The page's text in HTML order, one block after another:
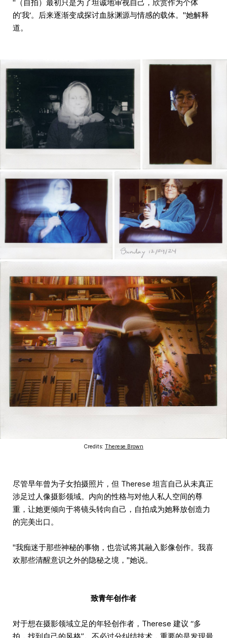
"（自拍）最初只是为了坦诚地审视自己，欣赏作为个体
的’我‘。后来逐渐变成探讨血脉渊源与情感的载体。"她解释
道。
Credits: Therese Brown
尽管早年曾为子女拍摄照片，但 Therese 坦言自己从未真正
涉足过人像摄影领域。内向的性格与对他人私人空间的尊
重，让她更倾向于将镜头转向自己，自拍成为她释放创造力
的完美出口。
"我痴迷于那些神秘的事物，也尝试将其融入影像创作。我喜
欢那些清醒意识之外的隐秘之境，"她说。
致青年创作者
对于想在摄影领域立足的年轻创作者，Therese 建议 “多